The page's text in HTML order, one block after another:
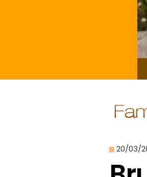
20/03/